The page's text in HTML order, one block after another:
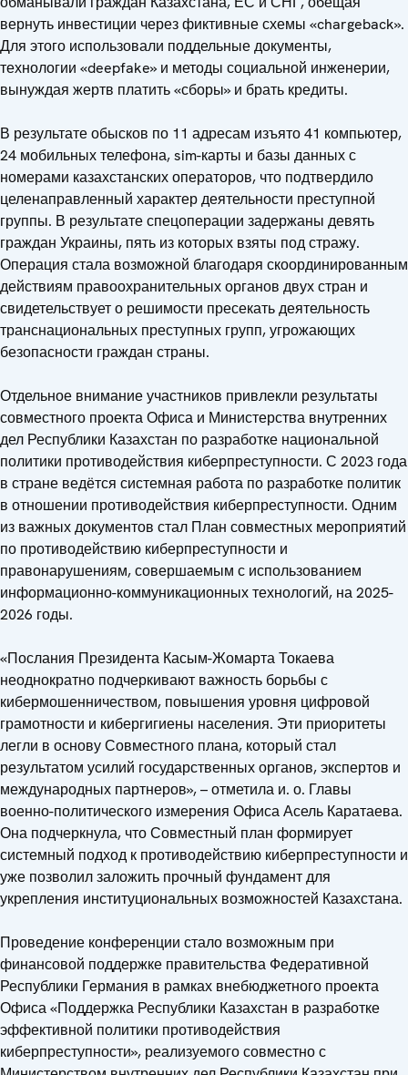
вернуть инвестиции через фиктивные схемы «chargeback».
Для этого использовали поддельные документы,
технологии «deepfake» и методы социальной инженерии,
вынуждая жертв платить «сборы» и брать кредиты.
В результате обысков по 11 адресам изъято 41 компьютер,
24 мобильных телефона, sim-карты и базы данных с
номерами казахстанских операторов, что подтвердило
целенаправленный характер деятельности преступной
группы. В результате спецоперации задержаны девять
граждан Украины, пять из которых взяты под стражу.
Операция стала возможной благодаря скоординированным
действиям правоохранительных органов двух стран и
свидетельствует о решимости пресекать деятельность
транснациональных преступных групп, угрожающих
безопасности граждан страны.
Отдельное внимание участников привлекли результаты
совместного проекта Офиса и Министерства внутренних
дел Республики Казахстан по разработке национальной
политики противодействия киберпреступности. С 2023 года
в стране ведётся системная работа по разработке политик
в отношении противодействия киберпреступности. Одним
из важных документов стал План совместных мероприятий
по противодействию киберпреступности и
правонарушениям, совершаемым с использованием
информационно-коммуникационных технологий, на 2025-
2026 годы.
«Послания Президента Касым-Жомарта Токаева
неоднократно подчеркивают важность борьбы с
кибермошенничеством, повышения уровня цифровой
грамотности и кибергигиены населения. Эти приоритеты
легли в основу Совместного плана, который стал
результатом усилий государственных органов, экспертов и
международных партнеров», – отметила и. о. Главы
военно-политического измерения Офиса Асель Каратаева.
Она подчеркнула, что Совместный план формирует
системный подход к противодействию киберпреступности и
уже позволил заложить прочный фундамент для
укрепления институциональных возможностей Казахстана.
Проведение конференции стало возможным при
финансовой поддержке правительства Федеративной
Республики Германия в рамках внебюджетного проекта
Офиса «Поддержка Республики Казахстан в разработке
эффективной политики противодействия
киберпреступности», реализуемого совместно с